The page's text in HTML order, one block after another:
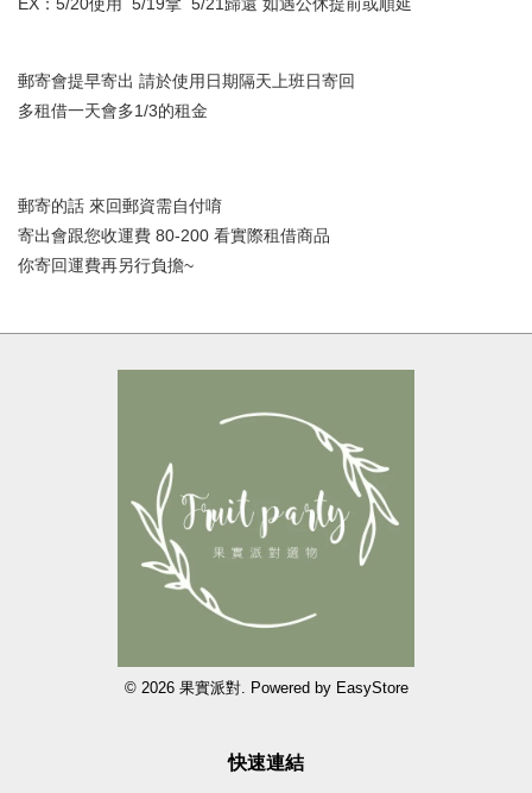
郵寄會提早寄出 請於使用日期隔天上班日寄回
多租借一天會多1/3的租金
郵寄的話 來回郵資需自付唷
寄出會跟您收運費 80-200 看實際租借商品
你寄回運費再另行負擔~
© 2026 果實派對. Powered by EasyStore
快速連結